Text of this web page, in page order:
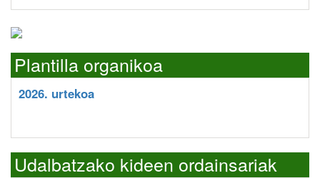
Plantilla organikoa
2026. urtekoa
Udalbatzako kideen ordainsariak